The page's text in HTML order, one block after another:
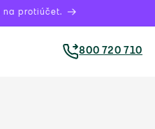
protiúčet.
800 720 710